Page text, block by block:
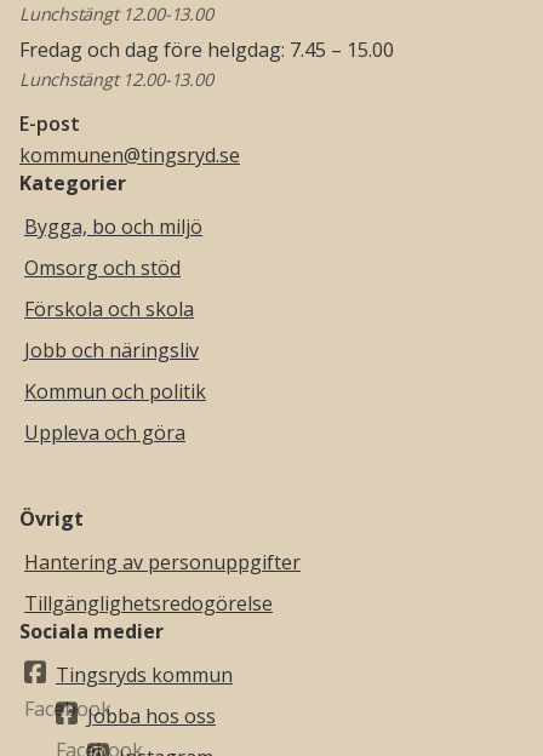
Lunchstängt 12.00-13.00
Fredag och dag före helgdag: 7.45 – 15.00
Lunchstängt 12.00-13.00
E-post
kommunen@tingsryd.se
Kategorier
Bygga, bo och miljö
Omsorg och stöd
Förskola och skola
Jobb och näringsliv
Kommun och politik
Uppleva och göra
Övrigt
Hantering av personuppgifter
Tillgänglighetsredogörelse
Sociala medier
Tingsryds kommun
Jobba hos oss